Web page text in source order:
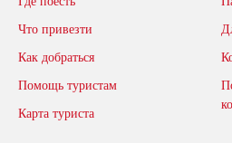
Что привезти
Как добраться
Помощь туристам
Карта туриста